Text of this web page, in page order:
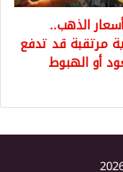
الذهب..
مرتقبة قد تدفع
أو الهبوط